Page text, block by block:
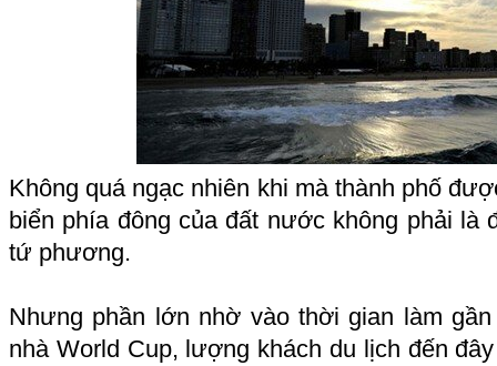
Không quá ngạc nhiên khi mà thành phố
biển phía đông của đất nước không phải là
tứ phương.
Nhưng phần lớn nhờ vào thời gian làm
nhà World Cup, lượng khách du lịch đến